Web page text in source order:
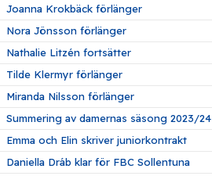
Joanna Krokbäck förlänger
Nora Jönsson förlänger
Nathalie Litzén fortsätter
Tilde Klermyr förlänger
Miranda Nilsson förlänger
Summering av damernas säsong 2023/24
Emma och Elin skriver juniorkontrakt
Daniella Dráb klar för FBC Sollentuna